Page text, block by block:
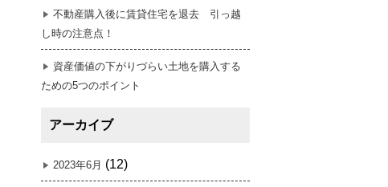
不動産購入後に賃貸住宅を退去 引っ越
し時の注意点！
資産価値の下がりづらい土地を購入する
ための5つのポイント
アーカイブ
2023年6月 (12)